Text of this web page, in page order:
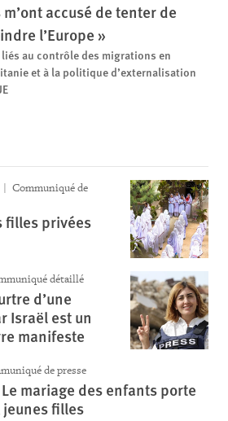
m’ont accusé de tenter de
l’Europe »
au contrôle des migrations en
et à la politique d’externalisation
Communiqué de
filles privées
détaillé
d’une
Israël est un
manifeste
de presse
mariage des enfants porte
filles